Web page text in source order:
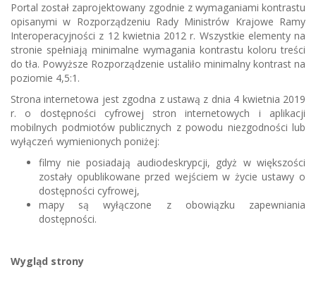
Portal został zaprojektowany zgodnie z wymaganiami kontrastu
opisanymi w Rozporządzeniu Rady Ministrów Krajowe Ramy
Interoperacyjności z 12 kwietnia 2012 r. Wszystkie elementy na
stronie spełniają minimalne wymagania kontrastu koloru treści
do tła. Powyższe Rozporządzenie ustaliło minimalny kontrast na
poziomie 4,5:1.
Strona internetowa jest zgodna z ustawą z dnia 4 kwietnia 2019
r. o dostępności cyfrowej stron internetowych i aplikacji
mobilnych podmiotów publicznych z powodu niezgodności lub
wyłączeń wymienionych poniżej:
filmy nie posiadają audiodeskrypcji, gdyż w większości
zostały opublikowane przed wejściem w życie ustawy o
dostępności cyfrowej,
mapy są wyłączone z obowiązku zapewniania
dostępności.
Wygląd strony